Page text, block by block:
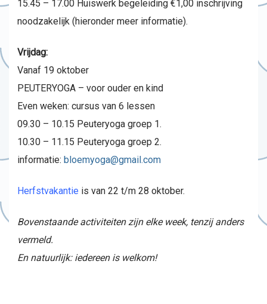
15.45 – 17.00 Huiswerk begeleiding €1,00 inschrijving
noodzakelijk (hieronder meer informatie).
Vrijdag:
Vanaf 19 oktober
PEUTERYOGA – voor ouder en kind
Even weken: cursus van 6 lessen
09.30 – 10.15 Peuteryoga groep 1.
10.30 – 11.15 Peuteryoga groep 2.
informatie: bloemyoga@gmail.com
Herfstvakantie is van 22 t/m 28 oktober.
Bovenstaande activiteiten zijn elke week, tenzij anders
vermeld.
En natuurlijk: iedereen is welkom!